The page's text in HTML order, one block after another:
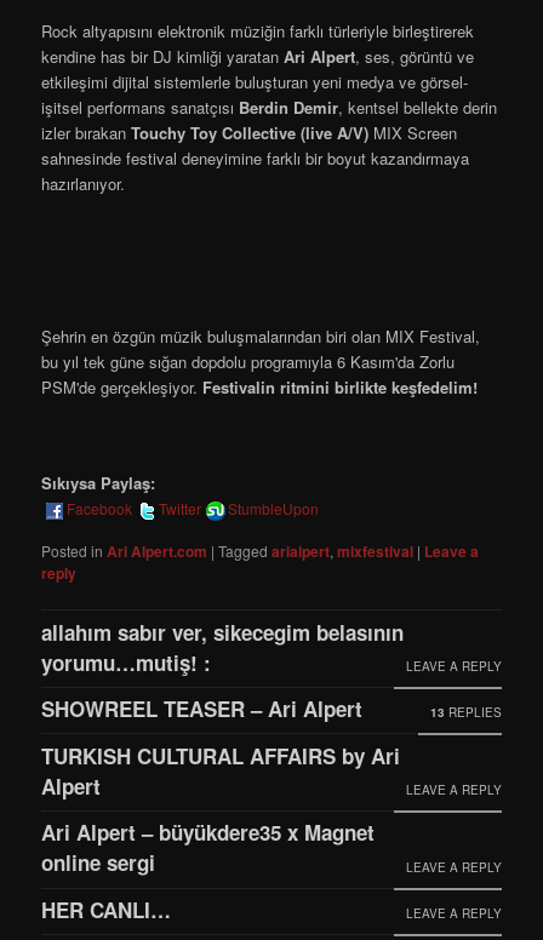
Rock altyapısını elektronik müziğin farklı türleriyle birleştirerek
kendine has bir DJ kimliği yaratanAri Alpert, ses, görüntü ve
etkileşimi dijital sistemlerle buluşturan yeni medya ve görsel-
işitsel performans sanatçısı Berdin Demir, kentsel bellekte derin
izler bırakanTouchy Toy Collective (live A/V) MIX Screen
sahnesinde festival deneyimine farklı bir boyut kazandırmaya
hazırlanıyor.
Şehrin en özgün müzik buluşmalarından biri olan MIX Festival,
bu yıl tek güne sığan dopdolu programıyla 6 Kasım'da Zorlu
PSM'de gerçekleşiyor. Festivalin ritmini birlikte keşfedelim!
Sıkıysa Paylaş:
Facebook Twitter StumbleUpon
Posted in Ari Alpert.com |Tagged arialpert,mixfestival | Leave a
reply
allahım sabır ver, sikecegim belasının
yorumu…mutiş! :
LEAVE A REPLY
SHOWREEL TEASER – Ari Alpert 13 REPLIES
TURKISH CULTURAL AFFAIRS by Ari
Alpert
LEAVE A REPLY
Ari Alpert – büyükdere35 x Magnet
online sergi
LEAVE A REPLY
HER CANLI… LEAVE A REPLY